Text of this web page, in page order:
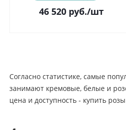
46 520 руб./шт
Согласно статистике, самые
занимают кремовые, белые и
цена и доступность - купить